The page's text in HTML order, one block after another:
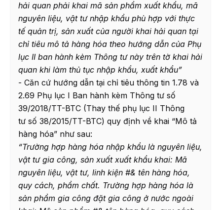
hải quan phải khai mã sản phẩm xuất khẩu, mã
nguyên liệu, vật tư nhập khẩu phù hợp với thực
tế quản trị, sản xuất của người khai hải quan tại
chỉ tiêu mô tả hàng hóa theo hướng dẫn của Phụ
lục II ban hành kèm Thông tư này trên tờ khai hải
quan khi làm thủ tục nhập khẩu, xuất khẩu”
- Căn cứ hướng dẫn tại chỉ tiêu thông tin 1.78 và
2.69 Phụ lục I Ban hành kèm Thông tư số
39/2018/TT-BTC (Thay thế phụ lục II Thông
tư số 38/2015/TT-BTC) quy định về khai “Mô tả
hàng hóa” như sau:
“Trường hợp hàng hóa nhập khẩu là nguyên liệu,
vật tư gia công, sản xuất xuất khẩu khai: Mã
nguyên liệu, vật tư, linh kiện #& tên hàng hóa,
quy cách, phẩm chất. Trường hợp hàng hóa là
sản phẩm gia công đặt gia công ở nước ngoài